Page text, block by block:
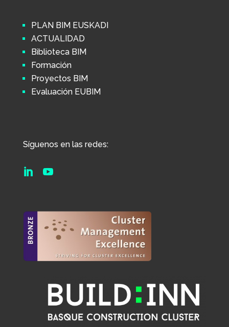
PLAN BIM EUSKADI
ACTUALIDAD
Biblioteca BIM
Formación
Proyectos BIM
Evaluación EUBIM
Síguenos en las redes:
 